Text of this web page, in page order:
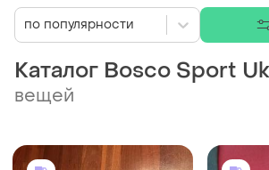
Каталог Bosco Sport
вещей
по популярности